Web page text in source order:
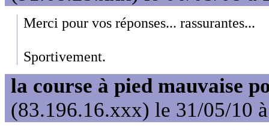
Merci pour vos réponses... rassurantes...
Sportivement.
la course à pied mauvaise
(83.196.16.xxx) le 31/05/10